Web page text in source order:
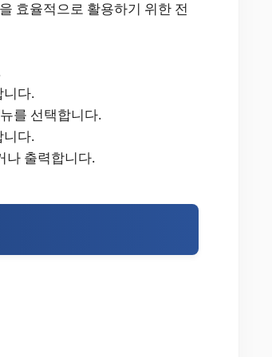
효율적으로 활용하기 위한 전
니다.
를 선택합니다.
니다.
나 출력합니다.